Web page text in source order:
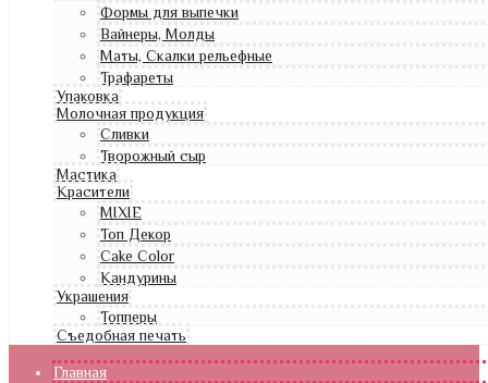
Формы для выпечки
Вайнеры, Молды
Маты, Скалки рельефные
Трафареты
Упаковка
Молочная продукция
Сливки
Творожный сыр
Мастика
Красители
MIXIE
Топ Декор
Cake Color
Кандурины
Украшения
Топперы
Съедобная печать
Главная